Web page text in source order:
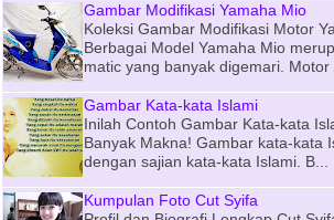
Gambar Modifikasi Yamaha Mio
Koleksi Gambar Modifikasi Motor
Berbagai Model Yamaha Mio
matic yang banyak digemari. Motor
Gambar Kata-kata Islami
Inilah Contoh Gambar Kata-kata
Banyak Makna! Gambar kata-kata
dengan sajian kata-kata Islami. B...
Kumpulan Foto Cut Syifa